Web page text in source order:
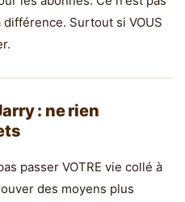
Surtout si VOUS
: ne rien
passer VOTRE vie collé à
des moyens plus